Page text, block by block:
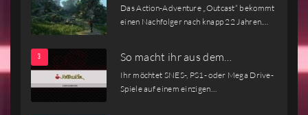
Das Action-Adventure „Outcast“ bekommt
einen Nachfolger nach knapp 22 Jahren.…
So macht ihr aus dem…
Ihr möchtet SNES-, PS1- oder Mega Drive-
Spiele auf einem einzigen…